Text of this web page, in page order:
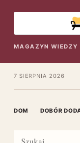
MAGAZYN WIEDZY
7 SIERPNIA 2026
DOM DOBÓR
Szukaj